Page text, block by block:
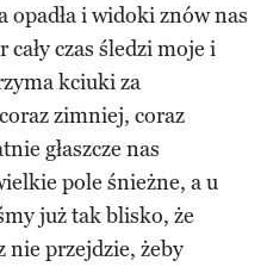
opadła i widoki znów nas
czas śledzi moje i
kciuki za
zimniej, coraz
głaszcze nas
pole śnieżne, a u
już tak blisko, że
nie przejdzie, żeby